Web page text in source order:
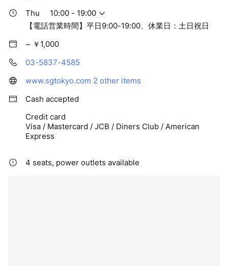
Thu
10:00 - 19:00
【電話営業時間】平日9:00-19:00、休業日：土日祝日
~ ￥1,000
03-5837-4585
www.sgtokyo.com 2 other items
Cash accepted
Credit card
Visa / Mastercard / JCB / Diners Club / American
Express
4 seats, power outlets available